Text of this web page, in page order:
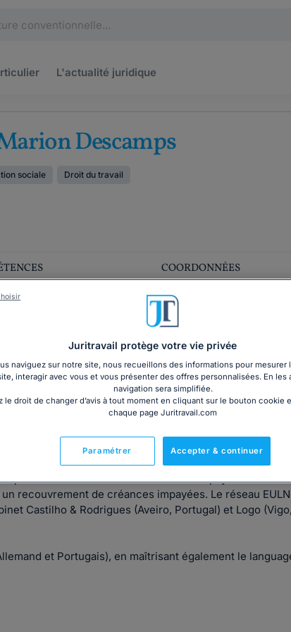
L'actualité juridique
Descamps
sociale Droit du travail
COORDONNÉES
en droit du travail, droit de la sécurité sociale et de la
chargée de cours en droit du travail, à la faculté de
pour le recouvrement des créances impayées entre
recouvrement de créances impayées. Le réseau EULN
Castilho & Rodrigues (Aveiro, Portugal) et Logo (Vigo,
et Portugais), en maîtrisant également le
Juritravail protège votre vie privée
naviguez sur notre site, nous recueillons des informations pour mesurer
interagir avec vous et vous présenter des offres personnalisées. En les
navigation sera simplifiée.
le droit de changer d’avis à tout moment en cliquant sur le bouton cookie
chaque page Juritravail.com
Accepter & continuer
Paramétrer